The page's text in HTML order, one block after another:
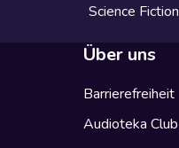
Science Fiction
Über uns
Barrierefreiheit
Audioteka Club